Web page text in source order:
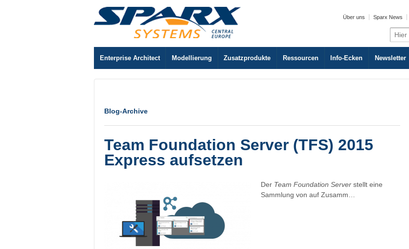
Über uns Sparx News
Search
for:
Enterprise Architect Modellierung Zusatzprodukte Ressourcen Info-Ecken Newsletter
Blog-Archive
Team Foundation Server (TFS) 2015
Express aufsetzen
Der Team Foundation Server stellt eine
Sammlung von auf Zusamm…